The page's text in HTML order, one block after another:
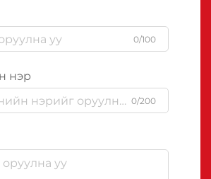
0/100
нэр
0/200